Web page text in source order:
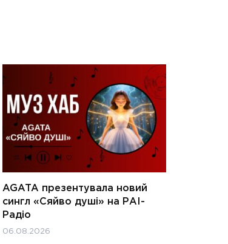
AGATA презентувала новий
сингл «Сяйво душі» на РАІ-
Радіо
06.08.2026